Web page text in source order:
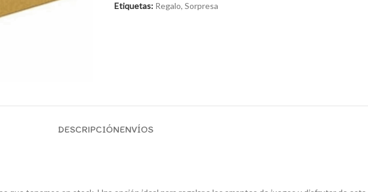
Etiquetas: Regalo, Sorpresa
DESCRIPCIÓNENVÍOS